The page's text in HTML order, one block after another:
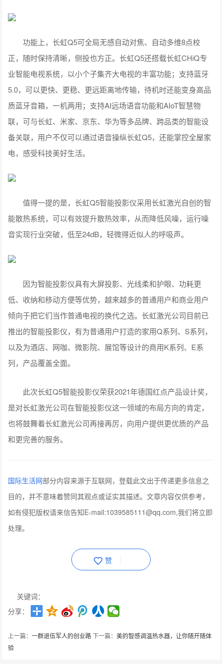
功能上，长虹Q5可全局无感自动对焦、自动多维8点校
正，随时保持清晰，侧投也方正。长虹Q5还搭载长虹CHiQ专
业智能电视系统，以小个子集齐大电视的丰富功能；支持蓝牙
5.0，可以更快、更稳、更远距离地传输，待机时还能变身高品
质蓝牙音箱，一机两用；支持AI远场语音功能和AIoT智慧物
联，可与长虹、米家、京东、华为等多品牌、跨品类的智能设
备关联，用户不仅可以通过语音操纵长虹Q5，还能掌控全屋家
电，感受科技美好生活。
值得一提的是，长虹Q5智能投影仪采用长虹激光自创的智
能散热系统，可以有效提升散热效率，从而降低风噪，运行噪
音实现行业突破，低至24dB，轻微得近似人的呼吸声。
因为智能投影仪具有大屏投影、光线柔和护眼、功耗更
低、收纳和移动方便等优势，越来越多的普通用户和商业用户
倾向于把它们当作普通电视的换代之选。长虹激光公司目前已
推出的智能投影仪，有为普通用户打造的家用Q系列、S系列，
以及为酒店、网咖、微影院、展馆等设计的商用K系列、E系
列，产品覆盖全面。
此次长虹Q5智能投影仪荣获2021年德国红点产品设计奖，
是对长虹激光公司在智能投影仪这一领域的布局方向的肯定，
也将鼓舞着长虹激光公司再接再厉，向用户提供更优质的产品
和更完善的服务。
国际生活网部分内容来源于互联网，登载此文出于传递更多信息之
目的，并不意味着赞同其观点或证实其描述。文章内容仅供参考，
如有侵犯版权请来信告知E-mail:1039585111@qq.com,我们将立即
处理。
赞
关键词：
分享：
上一篇：一群退伍军人的创业路下一篇：美的智感调温热水器，让你随开随体
验